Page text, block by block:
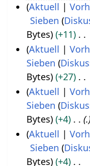
2
e
B
e
a
r
b
e
i
t
u
n
g
A
0
1
Aktuell
Sieben
Bytes
+11
K
e
i
n
e
B
e
a
r
p
Aktuell
Sieben
Bytes
+27
K
e
i
n
B
Aktuell
Sieben
Bytes
+4 .
Aktuell
Sieben
Bytes
+4